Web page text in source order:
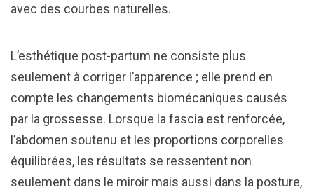
avec des courbes naturelles.
L’esthétique post-partum ne consiste plus
seulement à corriger l’apparence ; elle prend en
compte les changements biomécaniques causés
par la grossesse. Lorsque la fascia est renforcée,
l’abdomen soutenu et les proportions corporelles
équilibrées, les résultats se ressentent non
seulement dans le miroir mais aussi dans la posture,